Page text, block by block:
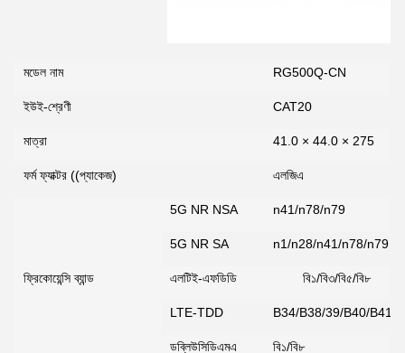
মডেল নাম RG500Q-CN
ইউই-শ্রেণী CAT20
মাত্রা 41.0 × 44.0 × 275
ফর্ম ফ্যাক্টর ((প্যাকেজ) এলজিএ
ফ্রিকোয়েন্সি ব্যান্ড
5G NR NSA n41/n78/n79
5G NR SA n1/n28/n41/n78/n79
এলটিই-এফডিডি বি১/বি৩/বি৫/বি৮
LTE-TDD B34/B38/39/B40/B41
ডব্লিউসিডিএমএ বি১/বি৮